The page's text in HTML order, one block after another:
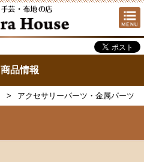
商品情報
アクセサリーパーツ・金属パーツ